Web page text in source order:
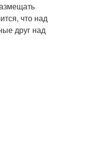
что над
друг над